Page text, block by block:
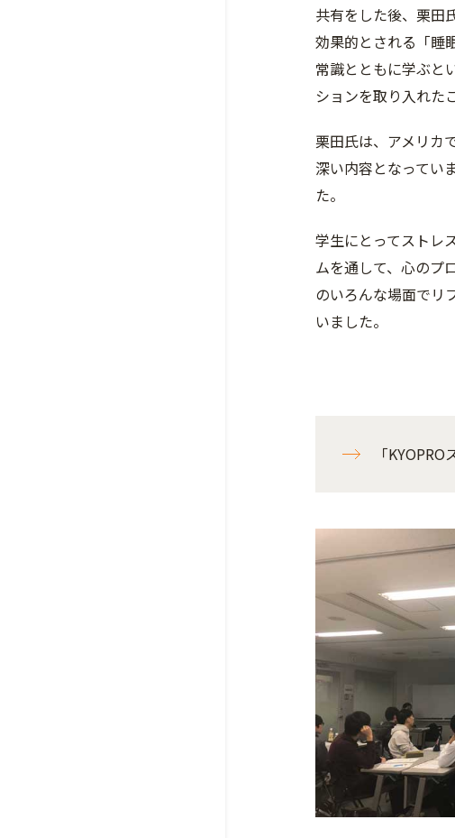
共有をした後、栗田
効果的とされる「睡
常識とともに学ぶと
ションを取り入れた
栗田氏は、アメリカ
深い内容となってい
た。
学生にとってストレ
ムを通して、心のプ
のいろんな場面でリ
いました。
「